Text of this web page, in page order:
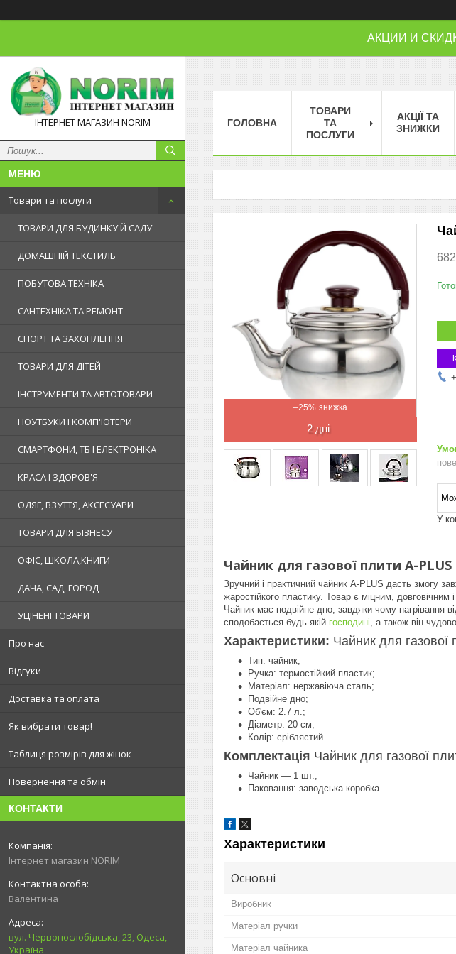
АКЦИИ И
ІНТЕРНЕТ МАГАЗИН NORIM
Товари та послуги
ТОВАРИ ДЛЯ БУДИНКУ Й САДУ
ДОМАШНІЙ ТЕКСТИЛЬ
ПОБУТОВА ТЕХНІКА
САНТЕХНІКА ТА РЕМОНТ
СПОРТ ТА ЗАХОПЛЕННЯ
ТОВАРИ ДЛЯ ДІТЕЙ
ІНСТРУМЕНТИ ТА АВТОТОВАРИ
НОУТБУКИ І КОМП'ЮТЕРИ
СМАРТФОНИ, ТБ І ЕЛЕКТРОНІКА
КРАСА І ЗДОРОВ'Я
ОДЯГ, ВЗУТТЯ, АКСЕСУАРИ
ТОВАРИ ДЛЯ БІЗНЕСУ
ОФІС, ШКОЛА,КНИГИ
ДАЧА, САД, ГОРОД
УЦІНЕНІ ТОВАРИ
Про нас
Відгуки
Доставка та оплата
Як вибрати товар!
Таблиця розмірів для жінок
Повернення та обмін
КОНТАКТИ
Інтернет магазин NORIM
Валентина
вул. Червонослобідська, 23, Одеса,
Україна
ГОЛОВНА
ТОВАРИ
ТА
ПОСЛУГИ
АКЦІЇ ТА
ЗНИЖКИ
–25%
2 дні
У
Чайник для газової плити A-PLUS
Зручний і практичний чайник A-PLUS дасть змогу
жаростійкого пластику. Товар є міцним,
Чайник має подвійне дно, завдяки чому нагрівання
сподобається будь-якій господині , а також він
Характеристики: Чайник для газової
Тип: чайник;
Ручка: термостійкий пластик;
Матеріал: нержавіюча сталь;
Подвійне дно;
Об'єм: 2.7 л.;
Діаметр: 20 см;
Колір: сріблястий.
Комплектація Чайник для газової
Чайник — 1 шт.;
Паковання: заводська коробка.
Характеристики
Основні
Виробник
Матеріал ручки
Матеріал чайника